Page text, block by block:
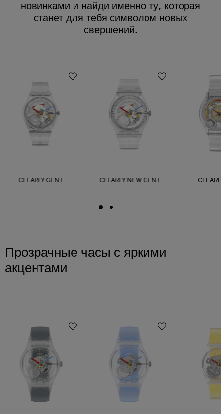
новинками и найди именно ту, которая
станет для тебя символом новых
свершений.
CLEARLY GENT CLEARLY NEW GENT
Прозрачные часы с яркими
акцентами